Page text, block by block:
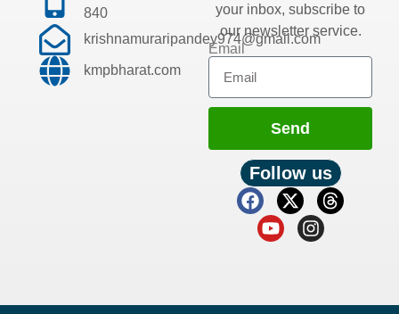
840
krishnamuraripandey974@gmail.com
kmpbharat.com
your inbox, subscribe to
our newsletter service.
Email
Send
Follow us